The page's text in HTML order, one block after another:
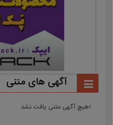
آگهی های متنی
هیچ آگهی متنی یافت نشد